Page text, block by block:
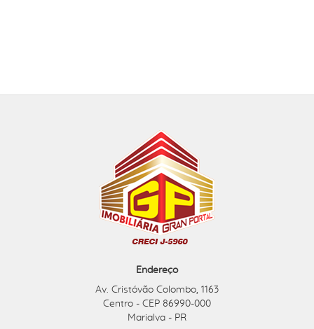
Endereço
Av. Cristóvão Colombo, 1163
Centro - CEP 86990-000
Marialva - PR